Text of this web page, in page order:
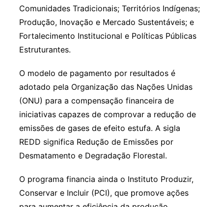
Comunidades Tradicionais; Territórios Indígenas;
Produção, Inovação e Mercado Sustentáveis; e
Fortalecimento Institucional e Políticas Públicas
Estruturantes.
O modelo de pagamento por resultados é
adotado pela Organização das Nações Unidas
(ONU) para a compensação financeira de
iniciativas capazes de comprovar a redução de
emissões de gases de efeito estufa. A sigla
REDD significa Redução de Emissões por
Desmatamento e Degradação Florestal.
O programa financia ainda o Instituto Produzir,
Conservar e Incluir (PCI), que promove ações